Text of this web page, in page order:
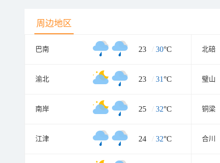
周边地区
巴南 23 / 30°C 北碚
渝北 23 / 31°C 璧山
南岸 25 / 32°C 铜梁
江津 24 / 32°C 合川